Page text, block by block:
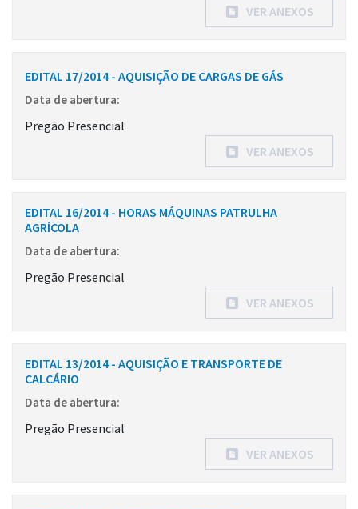
VER ANEXOS
EDITAL 17/2014 - AQUISIÇÃO DE CARGAS DE GÁS
Data de abertura:
Pregão Presencial
VER ANEXOS
EDITAL 16/2014 - HORAS MÁQUINAS PATRULHA
AGRÍCOLA
Data de abertura:
Pregão Presencial
VER ANEXOS
EDITAL 13/2014 - AQUISIÇÃO E TRANSPORTE DE
CALCÁRIO
Data de abertura:
Pregão Presencial
VER ANEXOS